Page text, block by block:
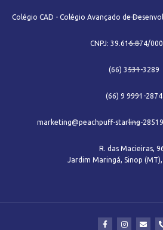
Colégio CAD - Colégio Avançado de
CNPJ: 39.616.874/
(66) 3531-3289
(66) 9 9991-2874
marketing@peachpuff-starling-
R. das Macieiras,
Jardim Maringá, Sinop